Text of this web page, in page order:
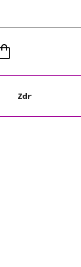
KOŠÍKZdravá výživa